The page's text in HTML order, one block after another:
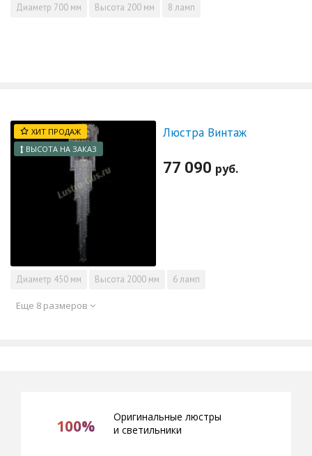
Диаметр 700 мм Высота 200 мм 8 ламп
ХИТ ПРОДАЖ
ВЫСОТА НА ЗАКАЗ
Люстра Винтаж
77 090 руб.
Диаметр 450 мм Высота 2000 мм 6 ламп
Еще 8 размеров
100%
Оригинальные люстры
и светильники